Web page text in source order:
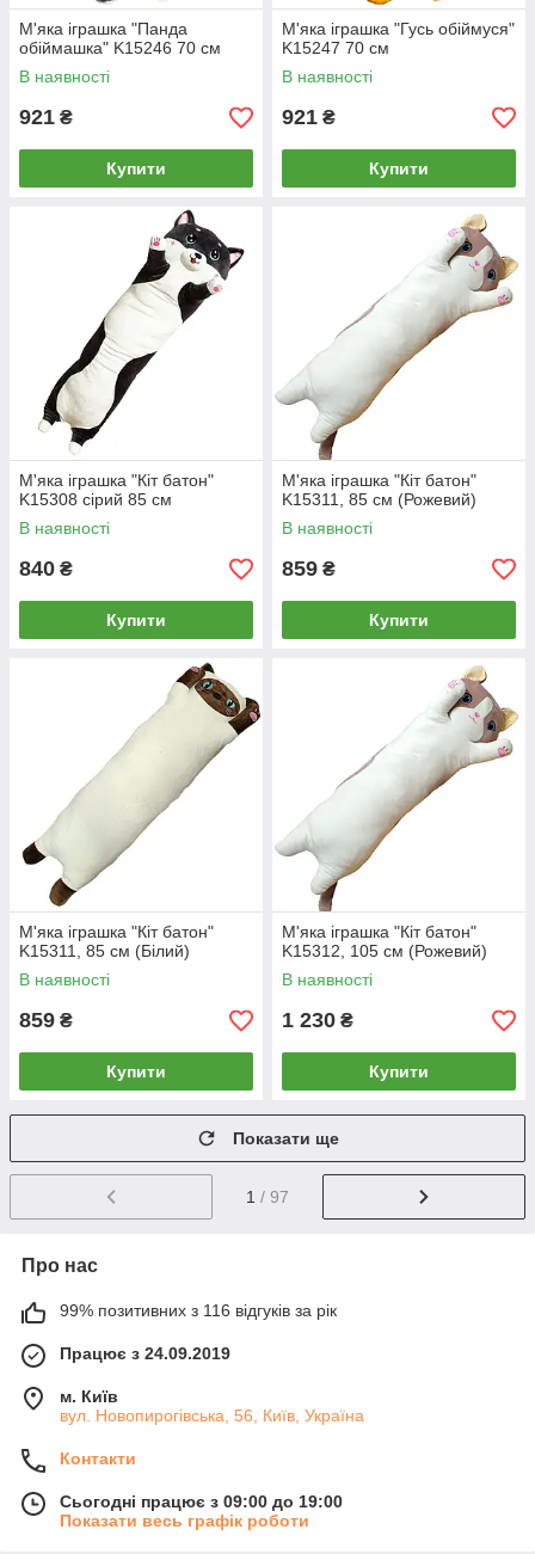
М'яка іграшка "Панда
обіймашка" K15246 70 см
В наявності
921 ₴
Купити
М'яка іграшка "Гусь обіймуся"
K15247 70 см
В наявності
921 ₴
Купити
М'яка іграшка "Кіт батон"
K15308 сірий 85 см
В наявності
840 ₴
Купити
М'яка іграшка "Кіт батон"
K15311, 85 см (Рожевий)
В наявності
859 ₴
Купити
М'яка іграшка "Кіт батон"
K15311, 85 см (Білий)
В наявності
859 ₴
Купити
М'яка іграшка "Кіт батон"
K15312, 105 см (Рожевий)
В наявності
1 230 ₴
Купити
Показати ще
1 / 97
Про нас
99% позитивних з 116 відгуків за рік
Працює з 24.09.2019
м. Київ
вул. Новопирогівська, 56, Київ, Україна
Контакти
Сьогодні працює з 09:00 до 19:00
Показати весь графік роботи